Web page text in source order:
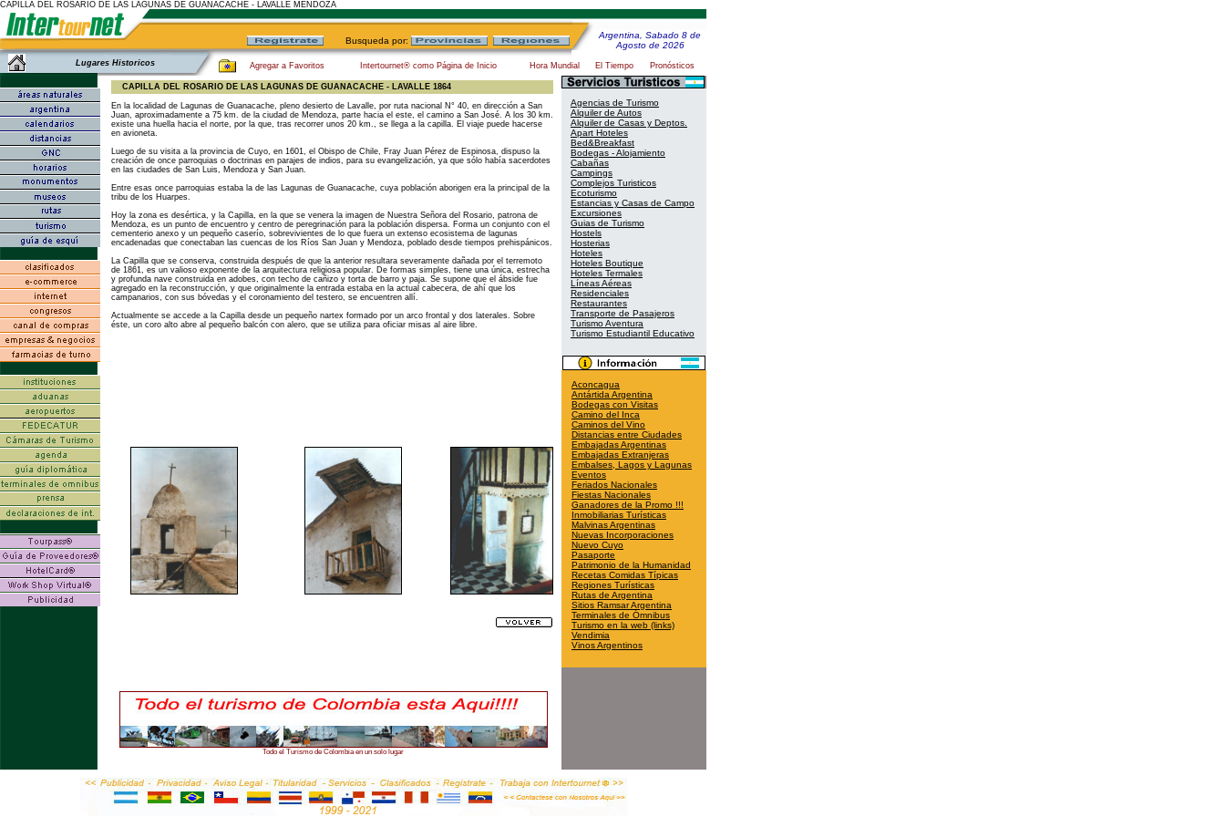
CAPILLA DEL ROSARIO DE LAS LAGUNAS DE GUANACACHE - LAVALLE MENDOZA
Busqueda por:
Argentina, Sabado 8 de
Agosto de 2026
Lugares Historicos Agregar a Favoritos Intertournet® como Página de Inicio Hora Mundial El Tiempo Pronósticos
CAPILLA DEL ROSARIO DE LAS LAGUNAS DE GUANACACHE - LAVALLE 1864
En la localidad de Lagunas de Guanacache, pleno desierto de Lavalle, por ruta nacional N° 40, en dirección a San
Juan, aproximadamente a 75 km. de la ciudad de Mendoza, parte hacia el este, el camino a San José. A los 30 km.
existe una huella hacia el norte, por la que, tras recorrer unos 20 km., se llega a la capilla. El viaje puede hacerse
en avioneta.
Luego de su visita a la provincia de Cuyo, en 1601, el Obispo de Chile, Fray Juan Pérez de Espinosa, dispuso la
creación de once parroquias o doctrinas en parajes de indios, para su evangelización, ya que sólo había sacerdotes
en las ciudades de San Luis, Mendoza y San Juan.
Entre esas once parroquias estaba la de las Lagunas de Guanacache, cuya población aborigen era la principal de la
tribu de los Huarpes.
Hoy la zona es desértica, y la Capilla, en la que se venera la imagen de Nuestra Señora del Rosario, patrona de
Mendoza, es un punto de encuentro y centro de peregrinación para la población dispersa. Forma un conjunto con el
cementerio anexo y un pequeño caserío, sobrevivientes de lo que fuera un extenso ecosistema de lagunas
encadenadas que conectaban las cuencas de los Ríos San Juan y Mendoza, poblado desde tiempos prehispánicos.
La Capilla que se conserva, construida después de que la anterior resultara severamente dañada por el terremoto
de 1861, es un valioso exponente de la arquitectura religiosa popular. De formas simples, tiene una única, estrecha
y profunda nave construida en adobes, con techo de cañizo y torta de barro y paja. Se supone que el ábside fue
agregado en la reconstrucción, y que originalmente la entrada estaba en la actual cabecera, de ahí que los
campanarios, con sus bóvedas y el coronamiento del testero, se encuentren allí.
Actualmente se accede a la Capilla desde un pequeño nartex formado por un arco frontal y dos laterales. Sobre
éste, un coro alto abre al pequeño balcón con alero, que se utiliza para oficiar misas al aire libre.
Todo el Turismo de Colombia en un solo lugar
Agencias de Turismo
Alquiler de Autos
Alquiler de Casas y Deptos.
Apart Hoteles
Bed&Breakfast
Bodegas - Alojamiento
Cabañas
Campings
Complejos Turisticos
Ecoturismo
Estancias y Casas de Campo
Excursiones
Guias de Turismo
Hostels
Hosterias
Hoteles
Hoteles Boutique
Hoteles Termales
Líneas Aéreas
Residenciales
Restaurantes
Transporte de Pasajeros
Turismo Aventura
Turismo Estudiantil Educativo
Aconcagua
Antártida Argentina
Bodegas con Visitas
Camino del Inca
Caminos del Vino
Distancias entre Ciudades
Embajadas Argentinas
Embajadas Extranjeras
Embalses, Lagos y Lagunas
Eventos
Feriados Nacionales
Fiestas Nacionales
Ganadores de la Promo !!!
Inmobiliarias Turísticas
Malvinas Argentinas
Nuevas Incorporaciones
Nuevo Cuyo
Pasaporte
Patrimonio de la Humanidad
Recetas Comidas Típicas
Regiones Turísticas
Rutas de Argentina
Sitios Ramsar Argentina
Terminales de Ómnibus
Turismo en la web (links)
Vendimia
Vinos Argentinos